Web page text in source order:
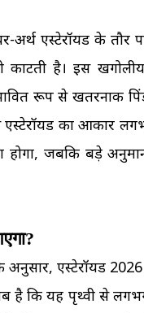
अर्थ एस्टेरॉयड के
काटती है। इस
रूप से खतरनाक
एस्टेरॉयड का आकार
होगा, जबकि बड़े
अनुसार, एस्टेरॉयड
है कि यह पृथ्वी से